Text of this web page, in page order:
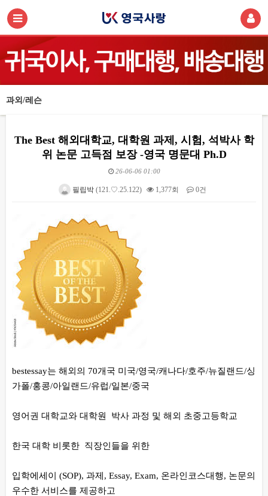
과외/레슨
The Best 해외대학교, 대학원 과제, 시험, 석박사 학
위 논문 고득점 보장 -영국 명문대 Ph.D
26-06-06 01:00
필립박 (121.♡.25.122) 1,377회 0건
bestessay는 해외의 70개국 미국/영국/캐나다/호주/뉴질랜드/싱
가폴/홍콩/아일랜드/유럽/일본/중국
영어권 대학교와 대학원 박사 과정 및 해외 초중고등학교
한국 대학 비롯한 직장인들을 위한
입학에세이 (SOP), 과제, Essay, Exam, 온라인코스대행, 논문의
우수한 서비스를 제공하고